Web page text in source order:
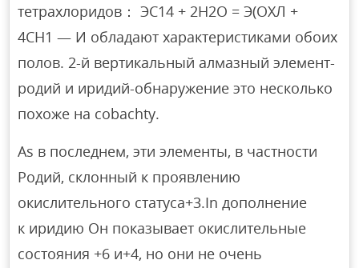
тетрахлоридов： ЭС14 + 2Н2О = Э(ОХЛ +
4CH1 — И обладают характеристиками обоих
полов. 2-й вертикальный алмазный элемент-
родий и иридий-обнаружение это несколько
похоже на cobachty.
As в последнем, эти элементы, в частности
Родий, склонный к проявлению
окислительного статуса+3.In дополнение
к иридию Он показывает окислительные
состояния +6 и+4, но они не очень